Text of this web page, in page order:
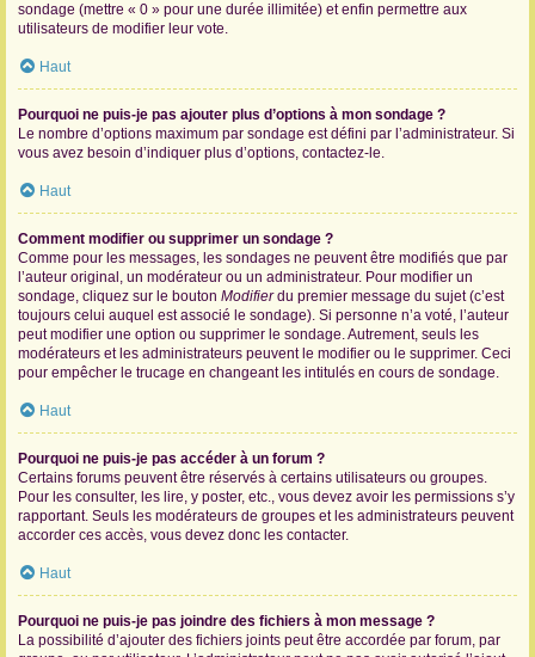
sondage (mettre « 0 » pour une durée illimitée) et enfin permettre aux
utilisateurs de modifier leur vote.
Haut
Pourquoi ne puis-je pas ajouter plus d’options à mon sondage ?
Le nombre d’options maximum par sondage est défini par l’administrateur. Si
vous avez besoin d’indiquer plus d’options, contactez-le.
Haut
Comment modifier ou supprimer un sondage ?
Comme pour les messages, les sondages ne peuvent être modifiés que par
l’auteur original, un modérateur ou un administrateur. Pour modifier un
sondage, cliquez sur le bouton Modifierdu premier message du sujet (c’est
toujours celui auquel est associé le sondage). Si personne n’a voté, l’auteur
peut modifier une option ou supprimer le sondage. Autrement, seuls les
modérateurs et les administrateurs peuvent le modifier ou le supprimer. Ceci
pour empêcher le trucage en changeant les intitulés en cours de sondage.
Haut
Pourquoi ne puis-je pas accéder à un forum ?
Certains forums peuvent être réservés à certains utilisateurs ou groupes.
Pour les consulter, les lire, y poster, etc., vous devez avoir les permissions s’y
rapportant. Seuls les modérateurs de groupes et les administrateurs peuvent
accorder ces accès, vous devez donc les contacter.
Haut
Pourquoi ne puis-je pas joindre des fichiers à mon message ?
La possibilité d’ajouter des fichiers joints peut être accordée par forum, par